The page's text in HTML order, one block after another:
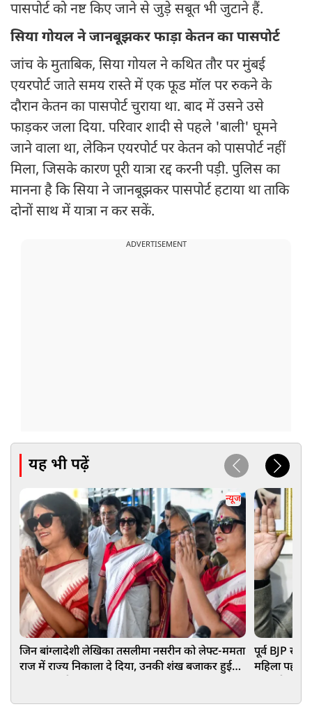
पासपोर्ट को नष्ट किए जाने से जुड़े सबूत भी जुटाने हैं.
सिया गोयल ने जानबूझकर फाड़ा केतन का पासपोर्ट
जांच के मुताबिक, सिया गोयल ने कथित तौर पर मुंबई
एयरपोर्ट जाते समय रास्ते में एक फूड मॉल पर रुकने के
दौरान केतन का पासपोर्ट चुराया था. बाद में उसने उसे
फाड़कर जला दिया. परिवार शादी से पहले 'बाली' घूमने
जाने वाला था, लेकिन एयरपोर्ट पर केतन को पासपोर्ट नहीं
मिला, जिसके कारण पूरी यात्रा रद्द करनी पड़ी. पुलिस का
मानना है कि सिया ने जानबूझकर पासपोर्ट हटाया था ताकि
दोनों साथ में यात्रा न कर सकें.
ADVERTISEMENT
यह भी पढ़ें
न्यूज
जिन बांग्लादेशी लेखिका तसलीमा नसरीन को लेफ्ट-ममता
राज में राज्य निकाला दे दिया, उनकी शंख बजाकर हुई
पूर्व BJP
महिला